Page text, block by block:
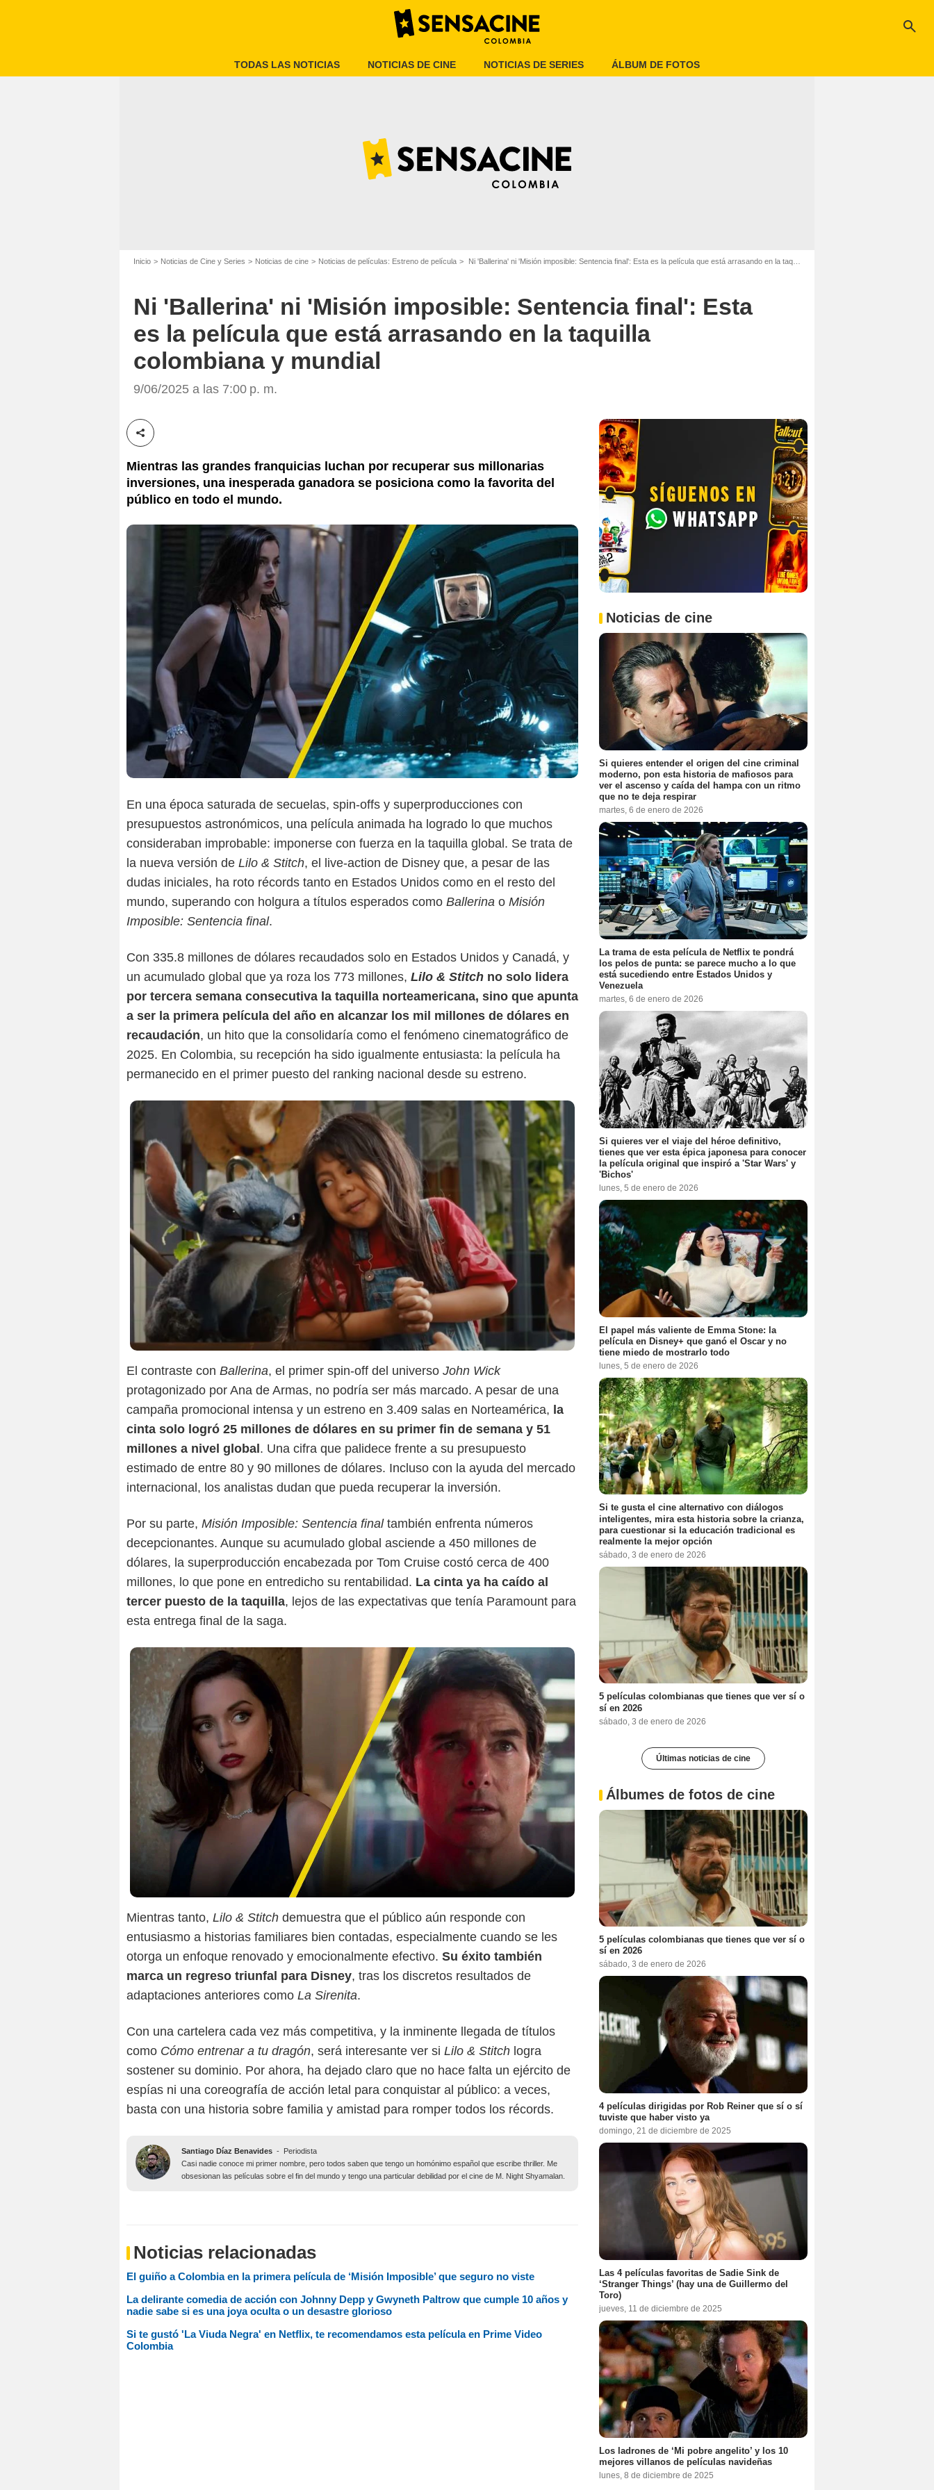
search
TODAS LAS NOTICIAS NOTICIAS DE CINE NOTICIAS DE SERIES ÁLBUM DE FOTOS
Inicio Noticias de Cine y Series Noticias de cine Noticias de películas: Estreno de película Ni 'Ballerina' ni 'Misión imposible: Sentencia final': Esta es la película que está arrasando en la taquilla colombiana y mundial
Ni 'Ballerina' ni 'Misión imposible: Sentencia final': Esta
es la película que está arrasando en la taquilla
colombiana y mundial
9/06/2025 a las 7:00 p. m.
Compartir esta noticia
Mientras las grandes franquicias luchan por recuperar sus millonarias
inversiones, una inesperada ganadora se posiciona como la favorita del
público en todo el mundo.
En una época saturada de secuelas, spin-offs y superproducciones con
presupuestos astronómicos, una película animada ha logrado lo que muchos
consideraban improbable: imponerse con fuerza en la taquilla global. Se trata de
la nueva versión de Lilo & Stitch, el live-action de Disney que, a pesar de las
dudas iniciales, ha roto récords tanto en Estados Unidos como en el resto del
mundo, superando con holgura a títulos esperados como Ballerina o Misión
Imposible: Sentencia final.
Con 335.8 millones de dólares recaudados solo en Estados Unidos y Canadá, y
un acumulado global que ya roza los 773 millones, Lilo & Stitch no solo lidera
por tercera semana consecutiva la taquilla norteamericana, sino que apunta
a ser la primera película del año en alcanzar los mil millones de dólares en
recaudación, un hito que la consolidaría como el fenómeno cinematográfico de
2025. En Colombia, su recepción ha sido igualmente entusiasta: la película ha
permanecido en el primer puesto del ranking nacional desde su estreno.
Disney
El contraste con Ballerina, el primer spin-off del universo John Wick
protagonizado por Ana de Armas, no podría ser más marcado. A pesar de una
campaña promocional intensa y un estreno en 3.409 salas en Norteamérica, la
cinta solo logró 25 millones de dólares en su primer fin de semana y 51
millones a nivel global . Una cifra que palidece frente a su presupuesto
estimado de entre 80 y 90 millones de dólares. Incluso con la ayuda del mercado
internacional, los analistas dudan que pueda recuperar la inversión.
Por su parte, Misión Imposible: Sentencia final también enfrenta números
decepcionantes. Aunque su acumulado global asciende a 450 millones de
dólares, la superproducción encabezada por Tom Cruise costó cerca de 400
millones, lo que pone en entredicho su rentabilidad. La cinta ya ha caído al
tercer puesto de la taquilla, lejos de las expectativas que tenía Paramount para
esta entrega final de la saga.
SensaCine Colombia
Mientras tanto, Lilo & Stitch demuestra que el público aún responde con
entusiasmo a historias familiares bien contadas, especialmente cuando se les
otorga un enfoque renovado y emocionalmente efectivo. Su éxito también
marca un regreso triunfal para Disney, tras los discretos resultados de
adaptaciones anteriores como La Sirenita.
Con una cartelera cada vez más competitiva, y la inminente llegada de títulos
como Cómo entrenar a tu dragón, será interesante ver si Lilo & Stitch logra
sostener su dominio. Por ahora, ha dejado claro que no hace falta un ejército de
espías ni una coreografía de acción letal para conquistar al público: a veces,
basta con una historia sobre familia y amistad para romper todos los récords.
Santiago Díaz Benavides -
Periodista
Casi nadie conoce mi primer nombre, pero todos saben que tengo un homónimo español que escribe thriller. Me
obsesionan las películas sobre el fin del mundo y tengo una particular debilidad por el cine de M. Night Shyamalan.
Noticias relacionadas
El guiño a Colombia en la primera película de ‘Misión Imposible’ que seguro no viste
La delirante comedia de acción con Johnny Depp y Gwyneth Paltrow que cumple 10 años y
nadie sabe si es una joya oculta o un desastre glorioso
Si te gustó 'La Viuda Negra' en Netflix, te recomendamos esta película en Prime Video
Colombia
Noticias de cine
Si quieres entender el origen del cine criminal
moderno, pon esta historia de mafiosos para
ver el ascenso y caída del hampa con un ritmo
que no te deja respirar
martes, 6 de enero de 2026
La trama de esta película de Netflix te pondrá
los pelos de punta: se parece mucho a lo que
está sucediendo entre Estados Unidos y
Venezuela
martes, 6 de enero de 2026
Si quieres ver el viaje del héroe definitivo,
tienes que ver esta épica japonesa para conocer
la película original que inspiró a 'Star Wars' y
'Bichos'
lunes, 5 de enero de 2026
El papel más valiente de Emma Stone: la
película en Disney+ que ganó el Oscar y no
tiene miedo de mostrarlo todo
lunes, 5 de enero de 2026
Si te gusta el cine alternativo con diálogos
inteligentes, mira esta historia sobre la crianza,
para cuestionar si la educación tradicional es
realmente la mejor opción
sábado, 3 de enero de 2026
5 películas colombianas que tienes que ver sí o
sí en 2026
sábado, 3 de enero de 2026
Últimas noticias de cine
Álbumes de fotos de cine
5 películas colombianas que tienes que ver sí o
sí en 2026
sábado, 3 de enero de 2026
4 películas dirigidas por Rob Reiner que sí o sí
tuviste que haber visto ya
domingo, 21 de diciembre de 2025
Las 4 películas favoritas de Sadie Sink de
‘Stranger Things’ (hay una de Guillermo del
Toro)
jueves, 11 de diciembre de 2025
Los ladrones de ‘Mi pobre angelito’ y los 10
mejores villanos de películas navideñas
lunes, 8 de diciembre de 2025